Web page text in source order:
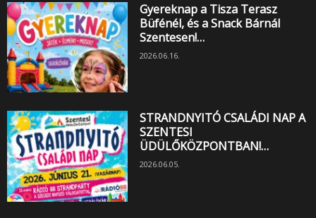
Gyereknap a Tisza Terasz
Büfénél, és a Snack Bárnál
Szentesen!…
2026.06.16.
STRANDNYITÓ CSALÁDI NAP A
SZENTESI
ÜDÜLŐKÖZPONTBAN!…
2026.06.05.